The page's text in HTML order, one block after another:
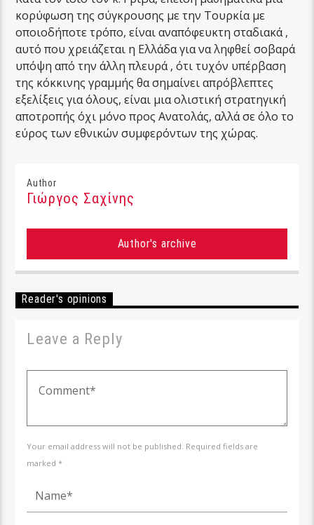
κορύφωση της σύγκρουσης με την Τουρκία με
οποιοδήποτε τρόπο, είναι αναπόφευκτη σταδιακά ,
αυτό που χρειάζεται η Ελλάδα για να ληφθεί σοβαρά
υπόψη από την άλλη πλευρά , ότι τυχόν υπέρβαση
της κόκκινης γραμμής θα σημαίνει απρόβλεπτες
εξελίξεις για όλους, είναι μια ολιστική στρατηγική
αποτροπής όχι μόνο προς Ανατολάς, αλλά σε όλο το
εύρος των εθνικών συμφερόντων της χώρας.
Author
Γιώργος Σαχίνης
Author's archive
Reader's opinions
Leave a Reply
Your email address will not be published. Required fields are
marked *